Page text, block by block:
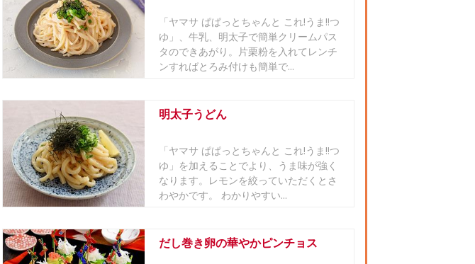
「ヤマサ ぱぱっとちゃんと これ!うま!!つ
ゆ」、牛乳、明太子で簡単クリームパス
タのできあがり。片栗粉を入れてレンチ
ンすればとろみ付けも簡単で...
明太子うどん
「ヤマサ ぱぱっとちゃんと これ!うま!!つ
ゆ」を加えることでより、うま味が強く
なります。レモンを絞っていただくとさ
わやかです。 わかりやすい...
だし巻き卵の華やかピンチョス